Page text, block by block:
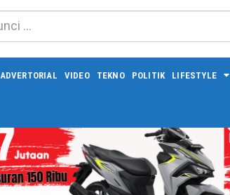
ADVERTORIAL VIDEO TEKNO POLITIK LIFESTYLE